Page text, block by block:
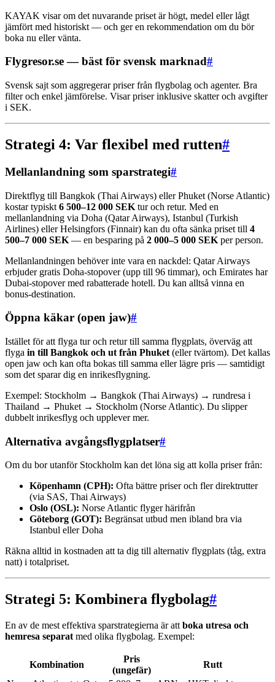
KAYAK visar om det nuvarande priset är högt, medel eller lågt
jämfört med historiskt — och ger en rekommendation om du bör
boka nu eller vänta.
Flygresor.se — bäst för svensk marknad#
Svensk sajt som aggregerar priser från flygbolag och agenter. Bra
filter och enkel jämförelse. Visar priser inklusive skatter och avgifter
i SEK.
Strategi 4: Var flexibel med rutten#
Mellanlandning som sparstrategi#
Direktflyg till Bangkok (Thai Airways) eller Phuket (Norse Atlantic)
kostar typiskt 6 500–12 000 SEK tur och retur. Med en
mellanlandning via Doha (Qatar Airways), Istanbul (Turkish
Airlines) eller Helsingfors (Finnair) kan du ofta sänka priset till 4
500–7 000 SEK — en besparing på 2 000–5 000 SEK per person.
Mellanlandningen behöver inte vara en nackdel: Qatar Airways
erbjuder gratis Doha-stopover (upp till 96 timmar), och Emirates har
Dubai-stopover med rabatterade hotell. Du kan alltså vinna en
bonus-destination.
Öppna käkar (open jaw)#
Istället för att flyga tur och retur till samma flygplats, överväg att
flyga in till Bangkok och ut från Phuket (eller tvärtom). Det kallas
open jaw och kan ofta bokas till samma eller lägre pris — samtidigt
som det sparar dig en inrikesflygning.
Exempel: Stockholm → Bangkok (Thai Airways) → rundresa i
Thailand → Phuket → Stockholm (Norse Atlantic). Du slipper
dubbelt inrikesflyg och upplever mer.
Alternativa avgångsflygplatser#
Om du bor utanför Stockholm kan det löna sig att kolla priser från:
Köpenhamn (CPH): Ofta bättre priser och fler direktrutter
(via SAS, Thai Airways)
Oslo (OSL): Norse Atlantic flyger härifrån
Göteborg (GOT): Begränsat utbud men ibland bra via
Istanbul eller Doha
Räkna alltid in kostnaden att ta dig till alternativ flygplats (tåg, extra
natt) i totalpriset.
Strategi 5: Kombinera flygbolag#
En av de mest effektiva sparstrategierna är att boka utresa och
hemresa separat med olika flygbolag. Exempel:
Kombination
Pris
(ungefär)
Rutt